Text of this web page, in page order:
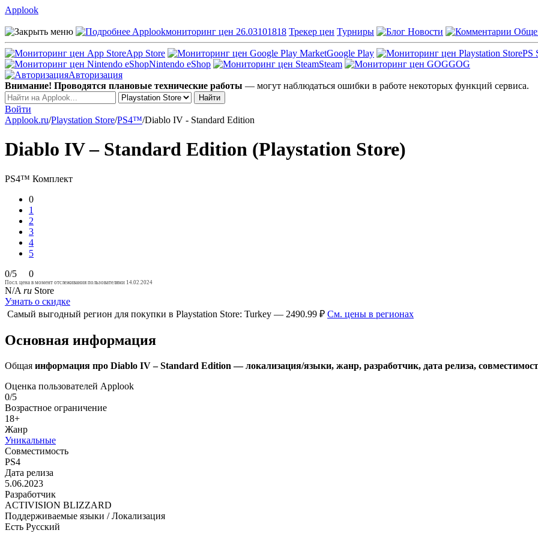
Applook
Applookмониторинг цен 26.03101818 Трекер цен Турниры Новости
App Store Google Play
PS
Nintendo eShop
Steam
GOG
Авторизация
Внимание! Проводятся плановые технические работы — могут наблюдаться ошибки в работе некоторых функций сервиса.
Войти
Applook.ru/Playstation Store/PS4™/Diablo IV - Standard Edition
Diablo IV – Standard Edition (Playstation Store)
PS4™ Комплект
0
1
2
3
4
5
0/5 0
Посл. цена в момент отслеживания пользователями 14.02.2024
N/A ru Store
Узнать о скидке
Самый выгодный регион для покупки в Playstation Store: Turkey — 2490.99 ₽ См. цены в регионах
Основная информация
Общая информация про Diablo IV – Standard Edition — локализация/языки, жанр, разработчик, дата релиза,
Оценка пользователей Applook
0/5
Возрастное ограничение
18+
Жанр
Уникальные
Совместимость
PS4
Дата релиза
5.06.2023
Разработчик
ACTIVISION BLIZZARD
Поддерживаемые языки / Локализация
Есть Русский